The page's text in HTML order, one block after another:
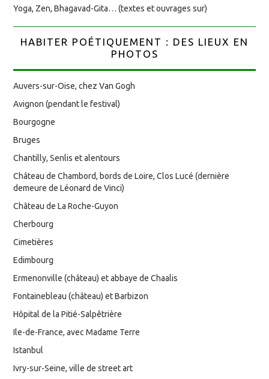
Yoga, Zen, Bhagavad-Gita… (textes et ouvrages sur)
HABITER POÉTIQUEMENT : DES LIEUX EN
PHOTOS
Auvers-sur-Oise, chez Van Gogh
Avignon (pendant le festival)
Bourgogne
Bruges
Chantilly, Senlis et alentours
Château de Chambord, bords de Loire, Clos Lucé (dernière
demeure de Léonard de Vinci)
Château de La Roche-Guyon
Cherbourg
Cimetières
Edimbourg
Ermenonville (château) et abbaye de Chaalis
Fontainebleau (château) et Barbizon
Hôpital de la Pitié-Salpêtrière
Ile-de-France, avec Madame Terre
Istanbul
Ivry-sur-Seine, ville de street art